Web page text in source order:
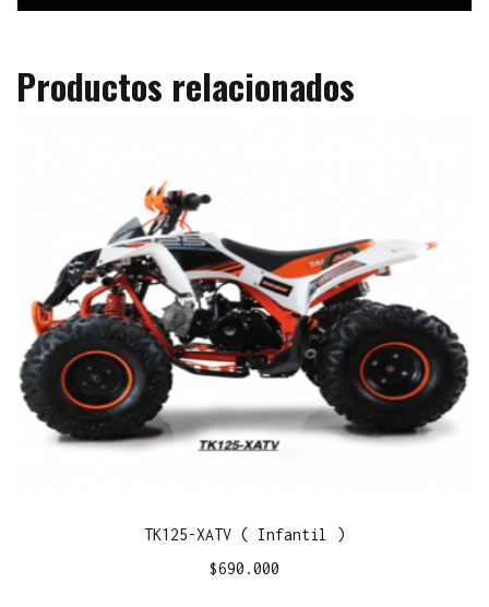
Productos relacionados
TK125-XATV ( Infantil )
$690.000